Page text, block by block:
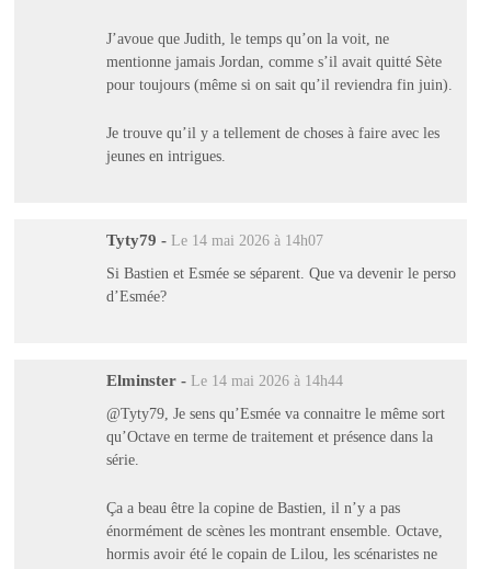
J’avoue que Judith, le temps qu’on la voit, ne
mentionne jamais Jordan, comme s’il avait quitté Sète
pour toujours (même si on sait qu’il reviendra fin juin).
Je trouve qu’il y a tellement de choses à faire avec les
jeunes en intrigues.
Tyty79 - Le 14 mai 2026 à 14h07
Si Bastien et Esmée se séparent. Que va devenir le perso
d’Esmée?
Elminster - Le 14 mai 2026 à 14h44
@Tyty79, Je sens qu’Esmée va connaitre le même sort
qu’Octave en terme de traitement et présence dans la
série.
Ça a beau être la copine de Bastien, il n’y a pas
énormément de scènes les montrant ensemble. Octave,
hormis avoir été le copain de Lilou, les scénaristes ne